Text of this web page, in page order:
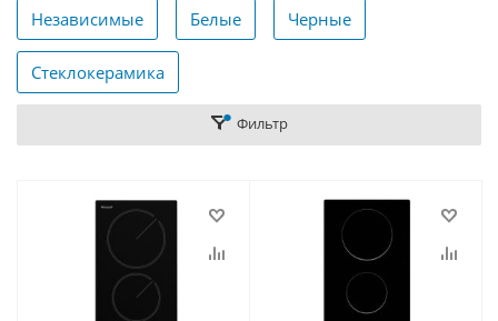
Независимые Белые Черные
Стеклокерамика
Фильтр